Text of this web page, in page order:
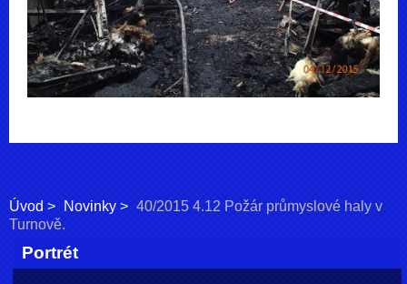
Úvod Novinky
40/2015 4.12 Požár průmyslové haly v
Turnově.
Portrét